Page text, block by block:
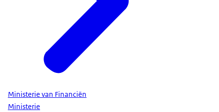
Ministerie van Financiën
Ministerie